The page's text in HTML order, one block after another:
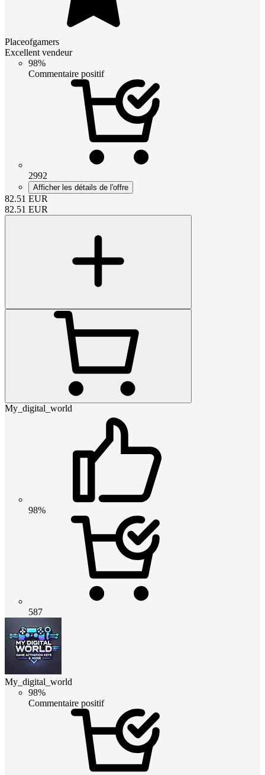
Placeofgamers
Excellent vendeur
98%
Commentaire positif
2992
Afficher les détails de l'offre
82.51 EUR
82.51 EUR
My_digital_world
98%
587
My_digital_world
98%
Commentaire positif